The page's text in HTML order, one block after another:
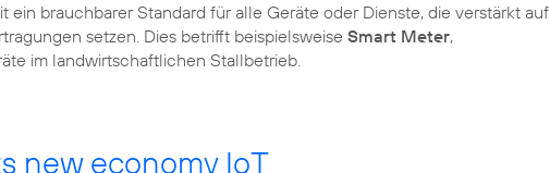
ein brauchbarer Standard für alle Geräte oder Dienste, die verstärkt auf
setzen. Dies betrifft beispielsweise Smart Meter,
im landwirtschaftlichen Stallbetrieb.
new economy IoT